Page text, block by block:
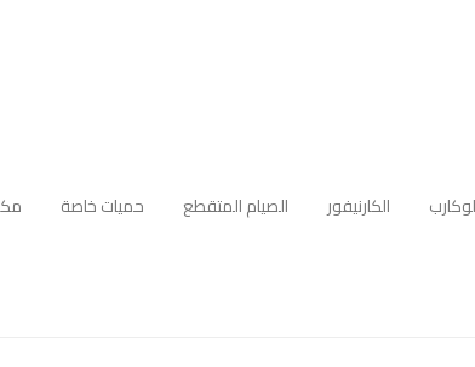
الكارنيفور الصيام المتقطع حميات خاصة